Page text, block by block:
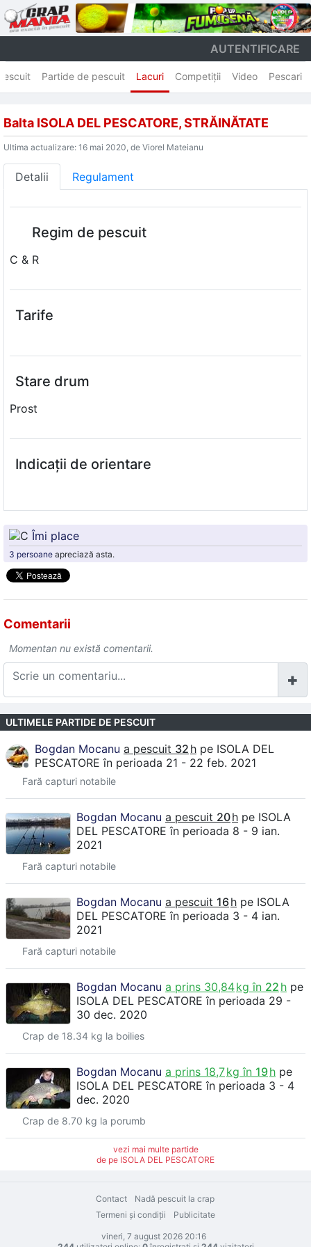
AUTENTIFICARE
Partide de pescuit Lacuri Competiţii Video Pescari
Balta ISOLA DEL PESCATORE, STRĂINĂTATE
Ultima actualizare: 16 mai 2020, de Viorel Mateianu
Detalii Regulament
Regim de pescuit
C & R
Tarife
Stare drum
Prost
Indicații de orientare
Îmi place
3 persoane apreciază asta.
Comentarii
Momentan nu există comentarii.
ULTIMELE PARTIDE DE PESCUIT
Bogdan Mocanu a pescuit 32 h pe ISOLA DEL
PESCATORE în perioada 21 - 22 feb. 2021
Fară capturi notabile
Bogdan Mocanu a pescuit 20h pe ISOLA
DEL PESCATORE în perioada 8 - 9 ian.
2021
Fară capturi notabile
Bogdan Mocanu a pescuit 16h pe ISOLA
DEL PESCATORE în perioada 3 - 4 ian.
2021
Fară capturi notabile
Bogdan Mocanu a prins 30,84kg în 22 h pe
ISOLA DEL PESCATORE în perioada 29 -
30 dec. 2020
Crap de 18.34 kg la boilies
Bogdan Mocanu a prins 18,7kg în 19h pe
ISOLA DEL PESCATORE în perioada 3 - 4
dec. 2020
Crap de 8.70 kg la porumb
vezi mai multe partide
de pe ISOLA DEL PESCATORE
Contact
Nadă pescuit la crap
Termeni şi condiţii
Publicitate
vineri, 7 august 2026 20:16